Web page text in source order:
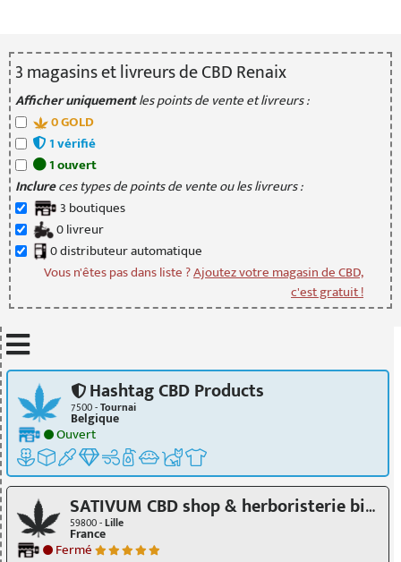
3magasinset livreursde CBD Renaix
Afficher uniquementles points de vente et livreurs :
0GOLD
1vérifié
1ouvert
Inclureces types de points de vente ou les livreurs :
3 boutiques
0livreur
0distributeurautomatique
Vous n'êtes pas dans liste ?Ajoutez votre magasin de CBD,
c'est gratuit !
Hashtag CBD Products
7500 -Tournai
Belgique
Ouvert
SATIVUM CBD shop & herboristerie biologique
59800 -Lille
France
Fermé